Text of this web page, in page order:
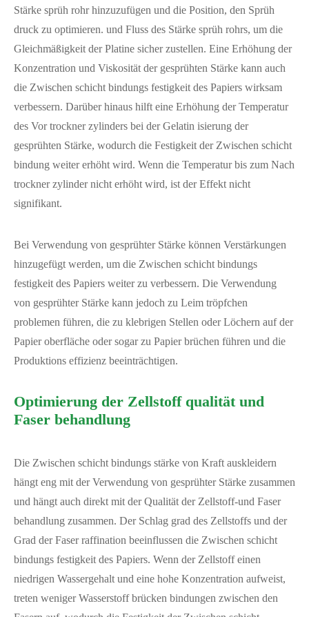
Stärke sprüh rohr hinzuzufügen und die Position, den Sprüh
druck zu optimieren. und Fluss des Stärke sprüh rohrs, um die
Gleichmäßigkeit der Platine sicher zustellen. Eine Erhöhung der
Konzentration und Viskosität der gesprühten Stärke kann auch
die Zwischen schicht bindungs festigkeit des Papiers wirksam
verbessern. Darüber hinaus hilft eine Erhöhung der Temperatur
des Vor trockner zylinders bei der Gelatin isierung der
gesprühten Stärke, wodurch die Festigkeit der Zwischen schicht
bindung weiter erhöht wird. Wenn die Temperatur bis zum Nach
trockner zylinder nicht erhöht wird, ist der Effekt nicht
signifikant.
Bei Verwendung von gesprühter Stärke können Verstärkungen
hinzugefügt werden, um die Zwischen schicht bindungs
festigkeit des Papiers weiter zu verbessern. Die Verwendung
von gesprühter Stärke kann jedoch zu Leim tröpfchen
problemen führen, die zu klebrigen Stellen oder Löchern auf der
Papier oberfläche oder sogar zu Papier brüchen führen und die
Produktions effizienz beeinträchtigen.
Optimierung der Zellstoff qualität und
Faser behandlung
Die Zwischen schicht bindungs stärke von Kraft auskleidern
hängt eng mit der Verwendung von gesprühter Stärke zusammen
und hängt auch direkt mit der Qualität der Zellstoff-und Faser
behandlung zusammen. Der Schlag grad des Zellstoffs und der
Grad der Faser raffination beeinflussen die Zwischen schicht
bindungs festigkeit des Papiers. Wenn der Zellstoff einen
niedrigen Wassergehalt und eine hohe Konzentration aufweist,
treten weniger Wasserstoff brücken bindungen zwischen den